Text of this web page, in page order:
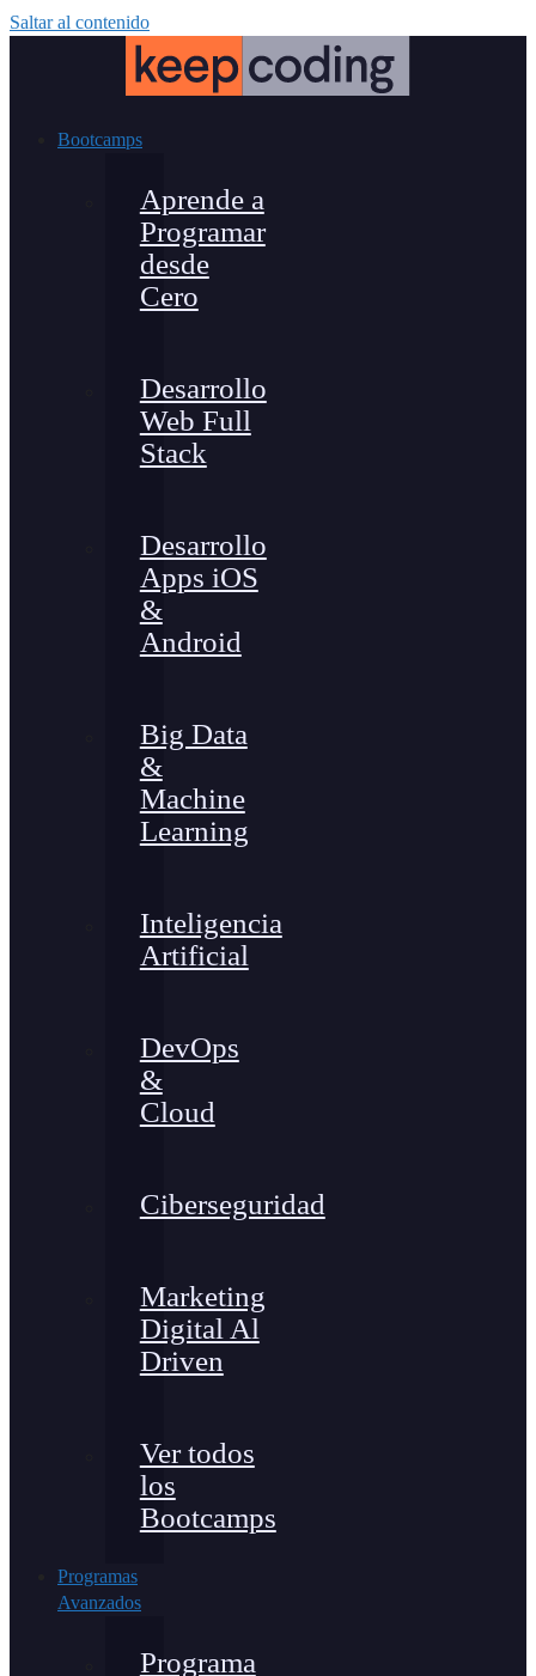
Saltar al contenido
Bootcamps
Aprende a
Programar
desde
Cero
Desarrollo
Web Full
Stack
Desarrollo
Apps iOS
&
Android
Big Data
&
Machine
Learning
Inteligencia
Artificial
DevOps
&
Cloud
Ciberseguridad
Marketing
Digital Al
Driven
Ver todos
los
Bootcamps
Programas
Avanzados
Programa